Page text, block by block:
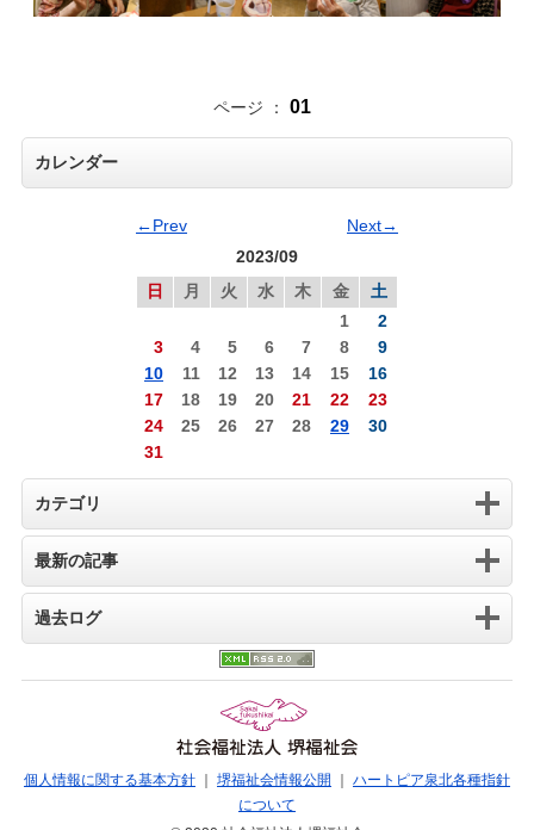
ページ ： 01
カレンダー
←Prev
Next→
2023/09
日
月 火 水 木 金
土
1
2
3
4 5 6 7 8
9
10
11 12 13 14 15
16
17
18 19 20 21 22
23
24
25 26 27 28 29
30
31
カテゴリ
最新の記事
過去ログ
個人情報に関する基本方針 堺福祉会情報公開
ハートピア泉北各種指針
について